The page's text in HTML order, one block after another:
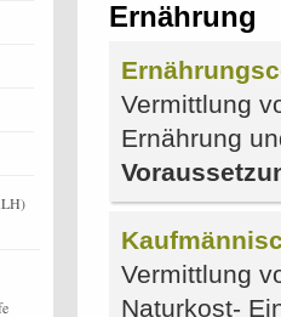
Ernährung
Vermittlung
Ernährung
Vermittlung
Naturkost-